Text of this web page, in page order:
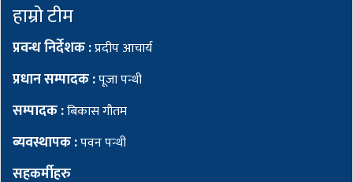
हाम्रो टीम
प्रवन्ध निर्देशक :प्रदीप आचार्य
प्रधान सम्पादक :पूजा पन्थी
सम्पादक :बिकास गौतम
ब्यवस्थापक :पवन पन्थी
सहकर्मीहरु